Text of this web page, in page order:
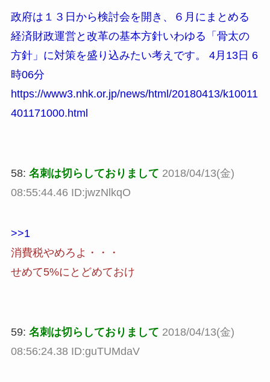
政府は１３日から検討会を開き、６月にまとめる
経済財政運営と改革の基本方針いわゆる「骨太の
方針」に対策を盛り込みたい考えです。 4月13日 6
時06分
https://www3.nhk.or.jp/news/html/20180413/k10011
401171000.html
58: 名刺は切らしておりまして 2018/04/13(金)
08:55:44.46 ID:jwzNlkqO
>>1
消費税やめろよ・・・
せめて5%にとどめておけ
59: 名刺は切らしておりまして 2018/04/13(金)
08:56:24.38 ID:guTUMdaV